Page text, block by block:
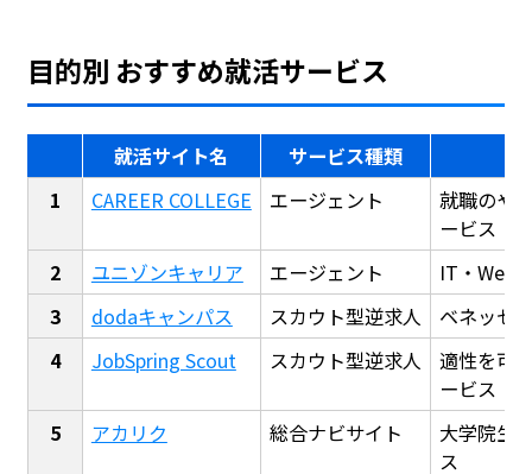
目的別 おすすめ就活サービス
就活サイト名
サービス種類
CAREER COLLEGE
エージェント
就職のや
ービス
ユニゾンキャリア
エージェント
IT・Web
dodaキャンパス
スカウト型逆求人
ベネッセ
JobSpring Scout
スカウト型逆求人
適性を可
ービス
アカリク
総合ナビサイト
大学院生
ス